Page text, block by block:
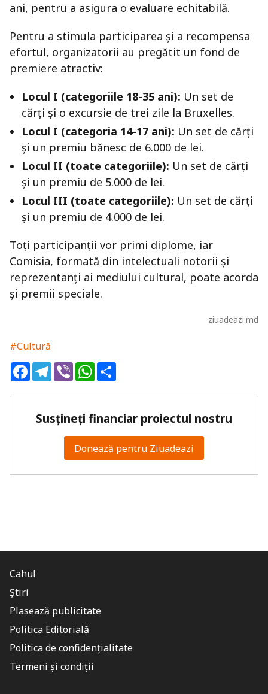
ani, pentru a asigura o evaluare echitabilă.
Pentru a stimula participarea și a recompensa
efortul, organizatorii au pregătit un fond de
premiere atractiv:
Locul I (categoriile 18-35 ani): Un set de
cărți și o excursie de trei zile la Bruxelles.
Locul I (categoria 14-17 ani): Un set de cărți
și un premiu bănesc de 6.000 de lei.
Locul II (toate categoriile): Un set de cărți
și un premiu de 5.000 de lei.
Locul III (toate categoriile): Un set de cărți
și un premiu de 4.000 de lei.
Toți participanții vor primi diplome, iar
Comisia, formată din intelectuali notorii și
reprezentanți ai mediului cultural, poate acorda
și premii speciale.
ziuadeazi.md
#Cultură
FacebookTelegram
ViberWhatsApp
Susțineți financiar proiectul nostru
Donează pentru Ziuadeazi
Cahul
Știri
Plasează publicitate
Politica Editorială
Politica de confidențialitate
Termeni și condiții